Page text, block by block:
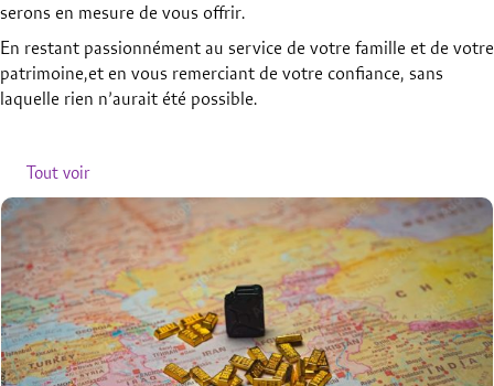
serons en mesure de vous offrir.
En restant passionnément au service de votre famille et de votre
patrimoine,et en vous remerciant de votre confiance, sans
laquelle rien n’aurait été possible.
Tout voir